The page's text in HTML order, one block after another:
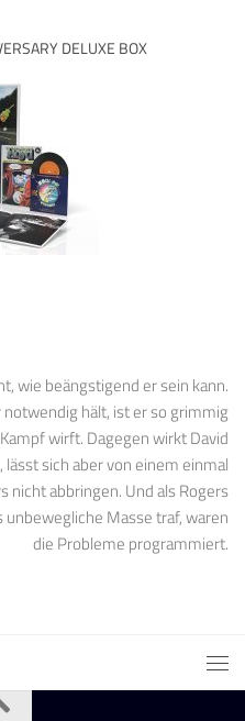
DELUXE BOX
wie beängstigend er sein kann.
hält, ist er so grimmig
wirft. Dagegen wirkt David
sich aber von einem einmal
nicht abbringen. Und als Rogers
Masse traf, waren
die Probleme programmiert.